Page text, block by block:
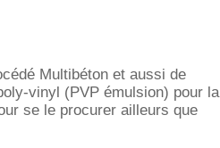
Multibéton et aussi de
vinyl (PVP émulsion) pour la
se le procurer ailleurs que